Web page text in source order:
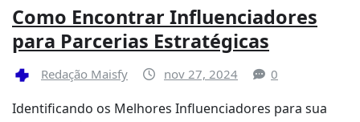
Como Encontrar Influenciadores
para Parcerias Estratégicas
Redação Maisfy nov 27, 2024 0
Identificando os Melhores Influenciadores para sua